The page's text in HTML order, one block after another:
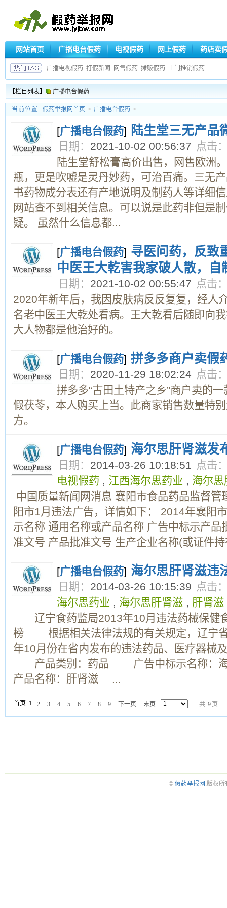
网站首页 广播电台假药 电视假药 网上假药 药店卖
广播电视假药 打假新闻 网售假药 摊贩假药 上门推销假药
【栏目列表】 广播电台假药
当前位置: 假药举报网首页 > 广播电台假药 >
[广播电台假药] 陆生堂三无产品
日期： 2021-10-02 00:56:37 点击
陆生堂舒松膏高价出售，网售欧洲
瓶，更是吹嘘是灵丹妙药，可治百痛。三无
书药物成分表还有产地说明及制药人等详细
网站查不到相关信息。可以说是此药非但是
疑。 虽然什么信息都...
[广播电台假药] 寻医问药，反致
中医王大乾害我家破人散，自
日期： 2021-10-02 00:55:47 点击
2020年新年后，我因皮肤病反反复复，经人
名老中医王大乾处看病。王大乾看后随即向
大人物都是他治好的。
[广播电台假药] 拼多多商户卖假
日期： 2020-11-29 18:02:24 点击
拼多多“古田土特产之乡”商户卖的
假茯苓，本人购买上当。此商家销售数量特
方。
[广播电台假药] 海尔思肝肾滋发
日期： 2014-03-26 10:18:51 点击
电视假药 , 江西海尔思药业 , 海尔思
中国质量新闻网消息 襄阳市食品药品监督
阳市1月违法广告，详情如下： 2014年襄阳
示名称 通用名称或产品名称 广告中标示产品
准文号 产品批准文号 生产企业名称(或证件
[广播电台假药] 海尔思肝肾滋违
日期： 2014-03-26 10:15:39 点击
海尔思药业 , 海尔思肝肾滋 , 肝肾滋
辽宁食药监局2013年10月违法药械保健
榜 根据相关法律法规的有关规定，辽宁省
年10月份在省内发布的违法药品、医疗器械
产品类别：药品 广告中标示名称：
产品名称：肝肾滋 ...
首页 1 2 3 4 5 6 7 8 9 下一页 末页 共 9 页
© 假药举报网 .版权